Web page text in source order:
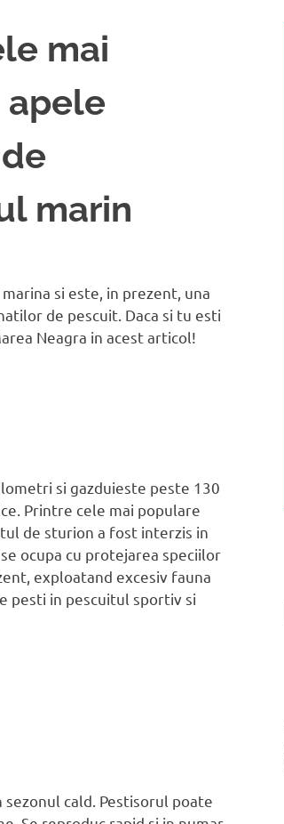
mai
apele
marin
si este, in prezent, una
de pescuit. Daca si tu esti
Neagra in acest articol!
si gazduieste peste 130
Printre cele mai populare
de sturion a fost interzis in
ocupa cu protejarea speciilor
exploatand excesiv fauna
pesti in pescuitul sportiv si
cald. Pestisorul poate